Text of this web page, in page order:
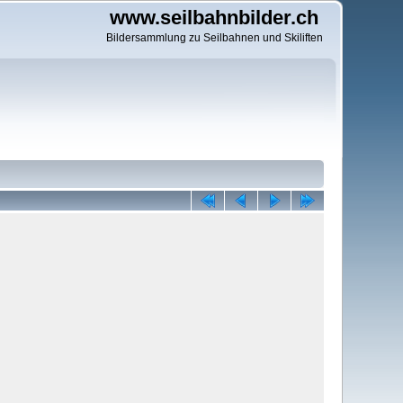
www.seilbahnbilder.ch
Bildersammlung zu Seilbahnen und Skiliften